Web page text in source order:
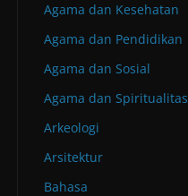
Agama dan Kesehatan
Agama dan Pendidikan
Agama dan Sosial
Agama dan Spiritualitas
Arkeologi
Arsitektur
Bahasa